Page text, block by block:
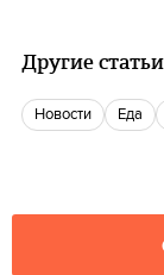
Другие
новости еда